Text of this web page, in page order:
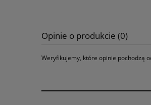
Opinie o produkcie (0)
Weryfikujemy, które opinie pochodzą